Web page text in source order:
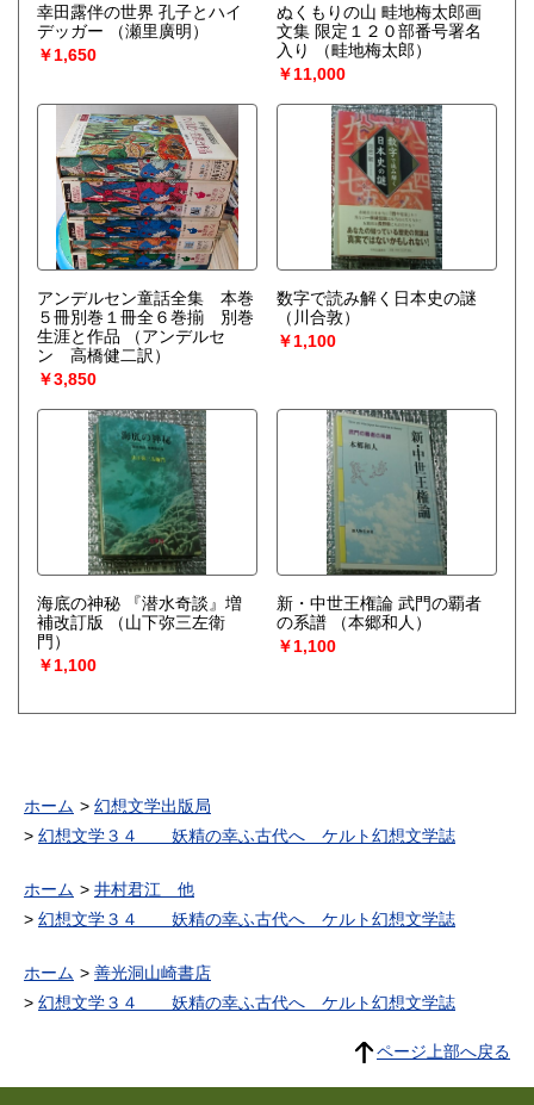
幸田露伴の世界 孔子とハイ
デッガー
（瀬里廣明）
￥1,650
ぬくもりの山 畦地梅太郎画
文集 限定１２０部番号署名
入り
（畦地梅太郎）
￥11,000
アンデルセン童話全集 本巻
５冊別巻１冊全６巻揃 別巻
生涯と作品
（アンデルセ
ン 高橋健二訳）
￥3,850
数字で読み解く日本史の謎
（川合敦）
￥1,100
海底の神秘 『潜水奇談』増
補改訂版
（山下弥三左衛
門）
￥1,100
新・中世王権論 武門の覇者
の系譜
（本郷和人）
￥1,100
ホーム
幻想文学出版局
幻想文学３４ 妖精の幸ふ古代へ ケルト幻想文学誌
ホーム
井村君江 他
幻想文学３４ 妖精の幸ふ古代へ ケルト幻想文学誌
ホーム
善光洞山崎書店
幻想文学３４ 妖精の幸ふ古代へ ケルト幻想文学誌
ページ上部へ戻る